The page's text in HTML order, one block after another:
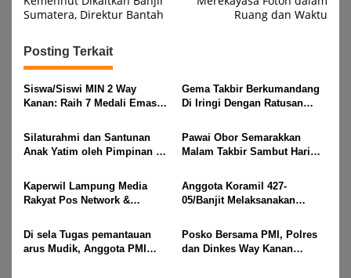
Sumatera, Direktur Bantah
Ruang dan Waktu
Posting Terkait
Siswa/Siswi MIN 2 Way
Kanan: Raih 7 Medali Emas
Gubernur Lampung Cup 2
Taekwondo Championship
Gema Takbir Berkumandang
Di Iringi Dengan Ratusan
Rayakan Kemenangan Idul
Fitri 1447 H
Silaturahmi dan Santunan
Anak Yatim oleh Pimpinan PT
Idul Fitri di Way Kanan
Pawai Obor Semarakkan
Malam Takbir Sambut Hari
M, Di Kampung Simpang
Asam, Kecamatan Banjit
Kaperwil Lampung Media
Rakyat Pos Network &
Network,Tergabung Di Forum
DPC KWRI, Way Kanan :
Mengucapkan Selamat Hari
Anggota Koramil 427-
05/Banjit Melaksanakan
ogoh Di Wilayah Bali Sadhar,
Kecamatan Banjit
Di sela Tugas pemantauan
arus Mudik, Anggota PMI
Posko Bersama PMI, Polres
dan Dinkes Way Kanan